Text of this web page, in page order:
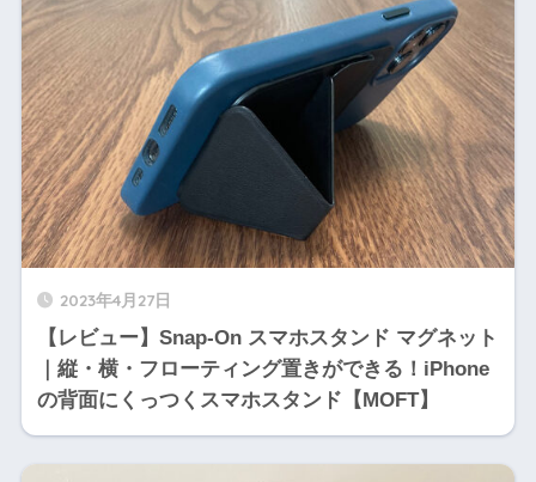
2023年4月27日
【レビュー】Snap-On スマホスタンド マグネット
｜縦・横・フローティング置きができる！iPhone
の背面にくっつくスマホスタンド【MOFT】